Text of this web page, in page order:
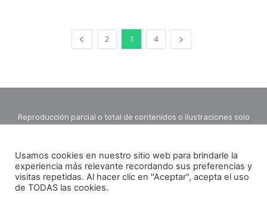
2 3 4
Reproducción parcial o total de contenidos o ilustraciones solo
Usamos cookies en nuestro sitio web para brindarle la
experiencia más relevante recordando sus preferencias y
visitas repetidas. Al hacer clic en "Aceptar", acepta el uso
de TODAS las cookies.